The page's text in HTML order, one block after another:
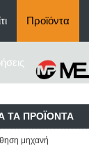
Προϊόντα
ΤΑ ΠΡΟΪΌΝΤΑ
μηχανή